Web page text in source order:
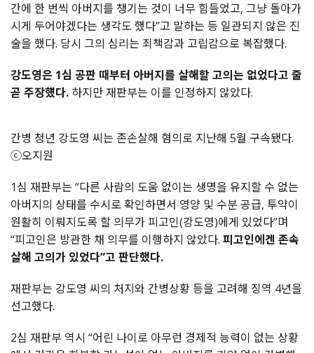
간에 한 번씩 아버지를 챙기는 것이 너무 힘들었고, 그냥 돌아가
시게 두어야겠다는 생각도 했다”고 말하는 등 일관되지 않은 진
술을 했다. 당시 그의 심리는 죄책감과 고립감으로 복잡했다.
강도영은 1심 공판 때부터 아버지를 살해할 고의는 없었다고 줄
곧 주장헀다. 하지만 재판부는 이를 인정하지 않았다.
간병 청년 강도영 씨는 존손살해 혐의로 지난해 5월 구속됐다.
ⓒ오지원
1심 재판부는 “다른 사람의 도움 없이는 생명을 유지할 수 없는
아버지의 상태를 수시로 확인하면서 영양 및 수분 공급, 투약이
원활히 이뤄지도록 할 의무가 피고인(강도영)에게 있었다”며
“피고인은 방관한 채 의무를 이행하지 않았다. 피고인에겐 존속
살해 고의가 있었다”고 판단했다.
재판부는 강도영 씨의 처지와 간병상황 등을 고려해 징역 4년을
선고했다.
2심 재판부 역시 “어린 나이로 아무런 경제적 능력이 없는 상황